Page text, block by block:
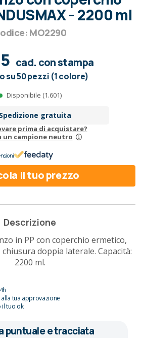
- 2200 ml
MO2290
cad. con stampa
su 50 pezzi (1 colore)
Disponibile (1.601)
Spedizione gratuita
prima di acquistare?
un campione neutro
il tuo prezzo
Descrizione
in PP con coperchio ermetico,
doppia laterale. Capacità:
2200 ml.
tua approvazione
tuo ok
puntuale e tracciata